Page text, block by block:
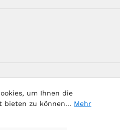
um Ihnen die
bieten zu können... Mehr